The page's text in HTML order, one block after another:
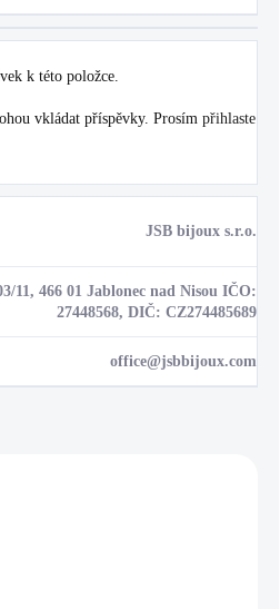
k této položce.
vkládat příspěvky. Prosím přihlaste
JSB bijoux s.r.o.
11, 466 01 Jablonec nad Nisou IČO:
27448568, DIČ: CZ274485689
office@jsbbijoux.com